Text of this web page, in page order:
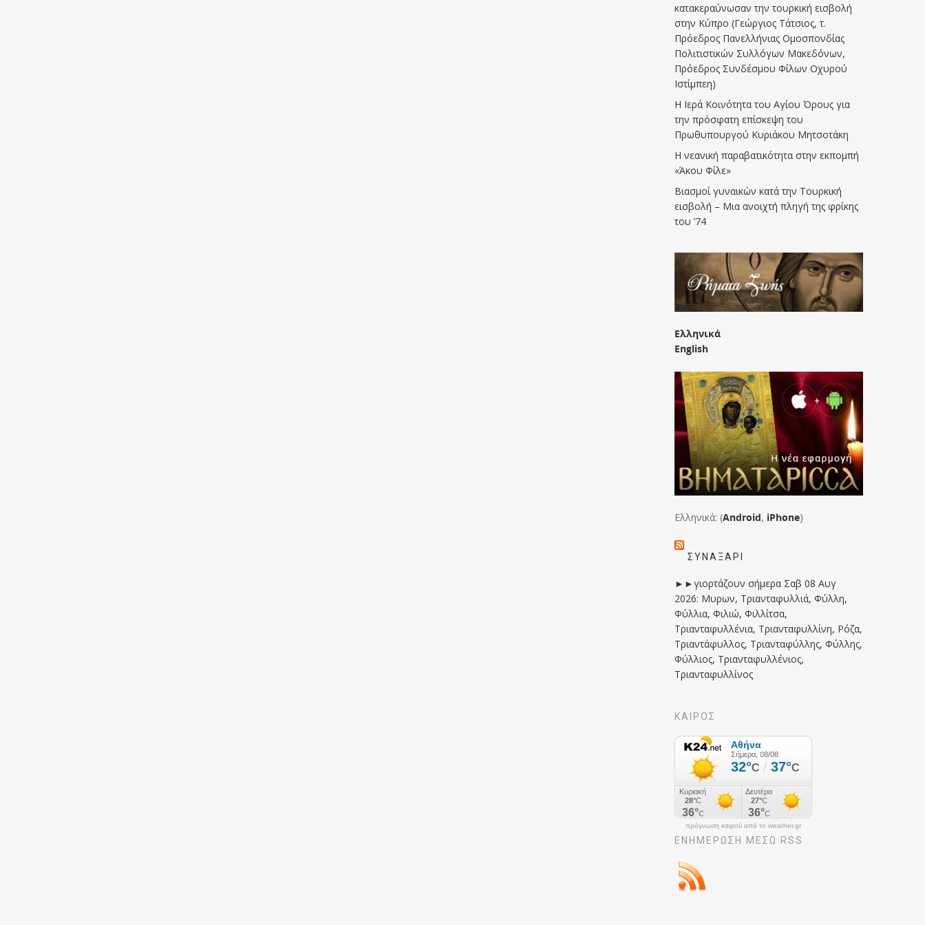
κατακεραύνωσαν την τουρκική εισβολή
στην Κύπρο (Γεώργιος Τάτσιος, τ.
Πρόεδρος Πανελλήνιας Ομοσπονδίας
Πολιτιστικών Συλλόγων Μακεδόνων,
Πρόεδρος Συνδέσμου Φίλων Οχυρού
Ιστίμπεη)
Η Ιερά Κοινότητα του Αγίου Όρους για
την πρόσφατη επίσκεψη του
Πρωθυπουργού Κυριάκου Μητσοτάκη
Η νεανική παραβατικότητα στην εκπομπή
«Άκου Φίλε»
Βιασμοί γυναικών κατά την Τουρκική
εισβολή – Μια ανοιχτή πληγή της φρίκης
του ’74
Ελληνικά
English
Ελληνικά: (Android, iPhone)
ΣΥΝΑΞΆΡΙ
►►γιορτάζουν σήμερα Σαβ 08 Αυγ
2026: Μυρων, Τριανταφυλλιά, Φύλλη,
Φύλλια, Φιλιώ, Φιλλίτσα,
Τριανταφυλλένια, Τριανταφυλλίνη, Ρόζα,
Τριαντάφυλλος, Τριανταφύλλης, Φύλλης,
Φύλλιος, Τριανταφυλλένιος,
Τριανταφυλλίνος
ΚΑΙΡΟΣ
πρόγνωση καιρού από το weather.gr
ΕΝΗΜΈΡΩΣΉ ΜΕΣΩ RSS